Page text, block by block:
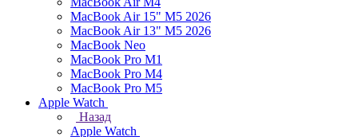
MacBook Air 15" М5 2026
MacBook Air 13" М5 2026
MacBook Neo
MacBook Pro M1
MacBook Pro M4
MacBook Pro M5
Apple Watch
Назад
Apple Watch